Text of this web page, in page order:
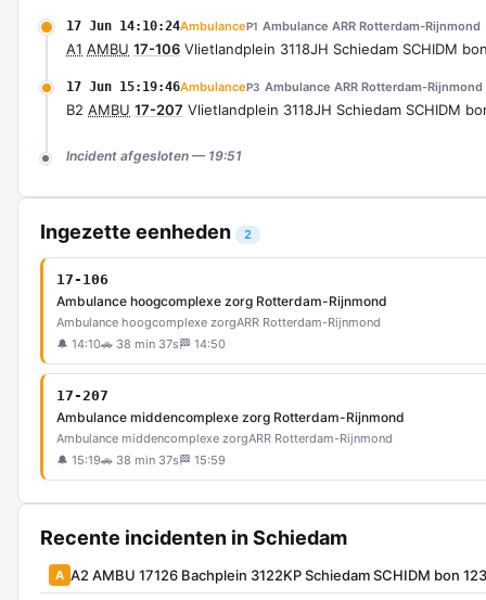
17 Jun 14:10:24AmbulanceP1 Ambulance ARR Rotterdam-Rijnmond
A1 AMBU 17-106 Vlietlandplein 3118JH Schiedam SCHIDM
17 Jun 15:19:46AmbulanceP3 Ambulance ARR Rotterdam-Rijnmond
B2 AMBU 17-207 Vlietlandplein 3118JH Schiedam SCHIDM
Incident afgesloten — 19:51
Ingezette eenheden 2
17-106
Ambulance hoogcomplexe zorg Rotterdam-Rijnmond
Ambulance hoogcomplexe zorgARR Rotterdam-Rijnmond
🔔 14:10🚗 38 min 37s 🏁 14:50
17-207
Ambulance middencomplexe zorg Rotterdam-Rijnmond
Ambulance middencomplexe zorgARR Rotterdam-Rijnmond
🔔 15:19🚗 38 min 37s 🏁 15:59
Recente incidenten in Schiedam
A A2 AMBU 17126 Bachplein 3122KP Schiedam SCHIDM bon